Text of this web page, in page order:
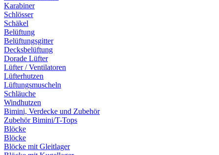
Karabiner
Schlösser
Schäkel
Belüftung
Belüftungsgitter
Decksbelüftung
Dorade Lüfter
Lüfter / Ventilatoren
Lüfterhutzen
Lüftungsmuscheln
Schläuche
Windhutzen
Bimini, Verdecke und Zubehör
Zubehör Bimini/T-Tops
Blöcke
Blöcke
Blöcke mit Gleitlager